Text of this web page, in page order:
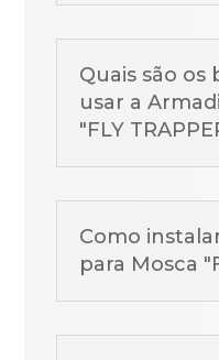
Quais são os
usar a
"FLY
Como
para Mosca